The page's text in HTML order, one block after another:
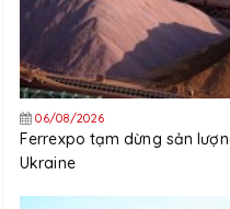
06/08/2026
Ferrexpo tạm dừng sản
Ukraine